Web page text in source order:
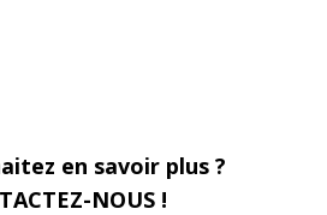
en savoir plus ?
NOUS !